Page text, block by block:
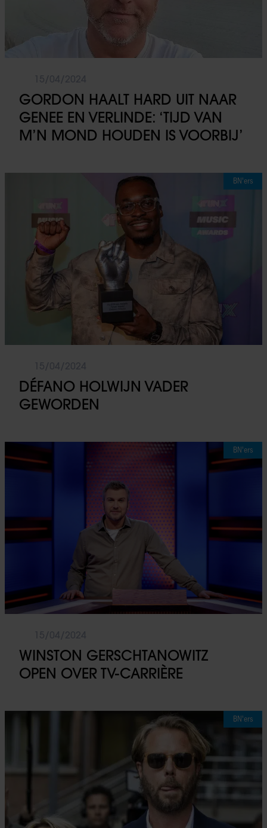
GORDON HAALT HARD UIT NAAR
GENEE EN VERLINDE: ‘TIJD VAN
M’N MOND HOUDEN IS VOORBIJ’
BN'ers
DÉFANO HOLWIJN VADER
GEWORDEN
BN'ers
WINSTON GERSCHTANOWITZ
OPEN OVER TV-CARRIÈRE
BN'ers